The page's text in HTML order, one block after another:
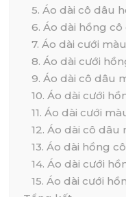
5. Áo dài cô dâu
6. Áo dài hồng
7. Áo dài cưới
8. Áo dài cưới
9. Áo dài cô dâu
10. Áo dài cưới
11. Áo dài cưới
12. Áo dài cô
13. Áo dài hồng
14. Áo dài cưới
15. Áo dài cưới